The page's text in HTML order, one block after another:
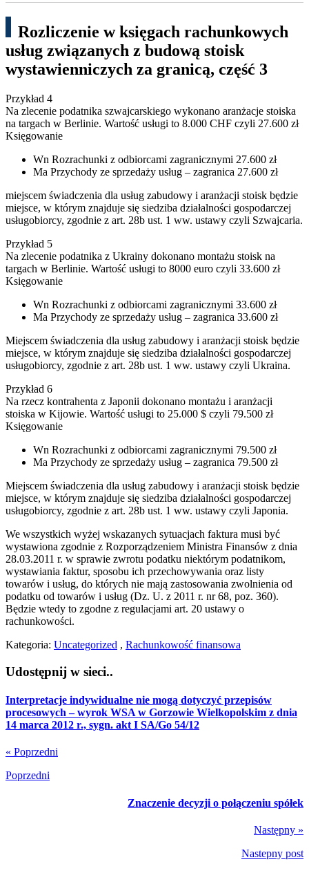
Rozliczenie w księgach rachunkowych
usług związanych z budową stoisk
wystawienniczych za granicą, część 3
Przykład 4
Na zlecenie podatnika szwajcarskiego wykonano aranżacje stoiska
na targach w Berlinie. Wartość usługi to 8.000 CHF czyli 27.600 zł
Księgowanie
Wn Rozrachunki z odbiorcami zagranicznymi 27.600 zł
Ma Przychody ze sprzedaży usług – zagranica 27.600 zł
miejscem świadczenia dla usług zabudowy i aranżacji stoisk będzie
miejsce, w którym znajduje się siedziba działalności gospodarczej
usługobiorcy, zgodnie z art. 28b ust. 1 ww. ustawy czyli Szwajcaria.
Przykład 5
Na zlecenie podatnika z Ukrainy dokonano montażu stoisk na
targach w Berlinie. Wartość usługi to 8000 euro czyli 33.600 zł
Księgowanie
Wn Rozrachunki z odbiorcami zagranicznymi 33.600 zł
Ma Przychody ze sprzedaży usług – zagranica 33.600 zł
Miejscem świadczenia dla usług zabudowy i aranżacji stoisk będzie
miejsce, w którym znajduje się siedziba działalności gospodarczej
usługobiorcy, zgodnie z art. 28b ust. 1 ww. ustawy czyli Ukraina.
Przykład 6
Na rzecz kontrahenta z Japonii dokonano montażu i aranżacji
stoiska w Kijowie. Wartość usługi to 25.000 $ czyli 79.500 zł
Księgowanie
Wn Rozrachunki z odbiorcami zagranicznymi 79.500 zł
Ma Przychody ze sprzedaży usług – zagranica 79.500 zł
Miejscem świadczenia dla usług zabudowy i aranżacji stoisk będzie
miejsce, w którym znajduje się siedziba działalności gospodarczej
usługobiorcy, zgodnie z art. 28b ust. 1 ww. ustawy czyli Japonia.
We wszystkich wyżej wskazanych sytuacjach faktura musi być
wystawiona zgodnie z Rozporządzeniem Ministra Finansów z dnia
28.03.2011 r. w sprawie zwrotu podatku niektórym podatnikom,
wystawiania faktur, sposobu ich przechowywania oraz listy
towarów i usług, do których nie mają zastosowania zwolnienia od
podatku od towarów i usług (Dz. U. z 2011 r. nr 68, poz. 360).
Będzie wtedy to zgodne z regulacjami art. 20 ustawy o
rachunkowości.
Kategoria: Uncategorized , Rachunkowość finansowa
Udostępnij w sieci..
Interpretacje indywidualne nie mogą dotyczyć przepisów
procesowych – wyrok WSA w Gorzowie Wielkopolskim z dnia
14 marca 2012 r., sygn. akt I SA/Go 54/12
« Poprzedni
Poprzedni
Znaczenie decyzji o połączeniu spółek
Następny »
Nastepny post